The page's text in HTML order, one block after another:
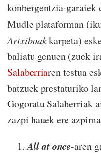
konbergentzia-garaiek
Mudle plataforman
Artxiboakkarpeta)
baliatu genuen (zuek
Salaberriaren testua
batzuek prestaturiko
Gogoratu Salaberriak
zazpi hauek ere
All at once-aren